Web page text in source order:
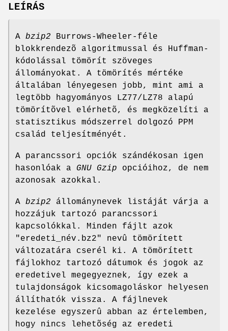
LEÍRÁS
A bzip2 Burrows-Wheeler-féle
blokkrendezõ algoritmussal és Huffman-
kódolással tömörít szöveges
állományokat. A tömörítés mértéke
általában lényegesen jobb, mint ami a
legtöbb hagyományos LZ77/LZ78 alapú
tömörítõvel elérhetõ, és megközelíti a
statisztikus módszerrel dolgozó PPM
család teljesítményét.
A parancssori opciók szándékosan igen
hasonlóak a GNU Gzip opcióihoz, de nem
azonosak azokkal.
A bzip2 állománynevek listáját várja a
hozzájuk tartozó parancssori
kapcsolókkal. Minden fájlt azok
"eredeti_név.bz2" nevû tömörített
változatára cserél ki. A tömörített
fájlokhoz tartozó dátumok és jogok az
eredetivel megegyeznek, így ezek a
tulajdonságok kicsomagoláskor helyesen
állíthatók vissza. A fájlnevek
kezelése egyszerû abban az értelemben,
hogy nincs lehetõség az eredeti